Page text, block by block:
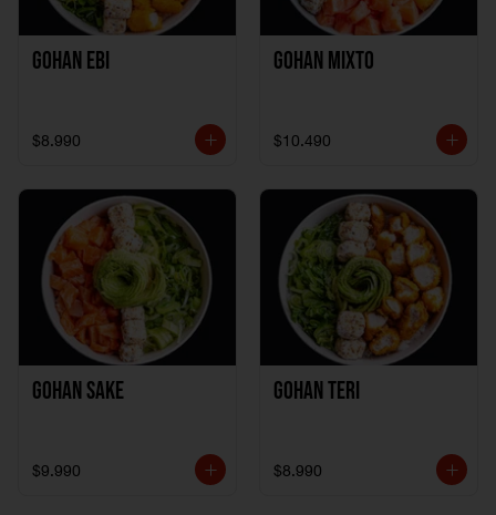
Gohan Ebi
$8.990
Gohan Mixto
$10.490
Gohan Sake
$9.990
Gohan Teri
$8.990